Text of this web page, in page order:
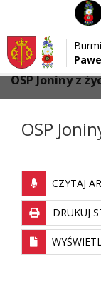
Przejdź do menu
Przejdź do głównej treści strony
Przejdź do stopki strony
Strona główna
OSP Joniny z
OSP
CZYTAJ
DRUKUJ